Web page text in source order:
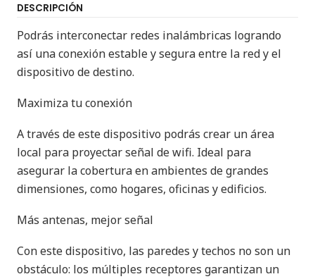
DESCRIPCIÓN
Podrás interconectar redes inalámbricas logrando
así una conexión estable y segura entre la red y el
dispositivo de destino.
Maximiza tu conexión
A través de este dispositivo podrás crear un área
local para proyectar señal de wifi. Ideal para
asegurar la cobertura en ambientes de grandes
dimensiones, como hogares, oficinas y edificios.
Más antenas, mejor señal
Con este dispositivo, las paredes y techos no son un
obstáculo: los múltiples receptores garantizan un